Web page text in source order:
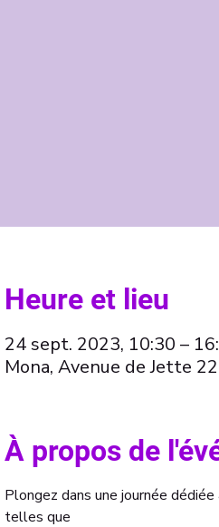
Heure et lieu
24 sept. 2023, 10:30 –
Mona, Avenue de Jette
À propos de
Plongez dans une journée
telles que